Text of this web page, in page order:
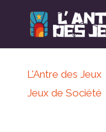
L'Antre des Jeux
Jeux de Société